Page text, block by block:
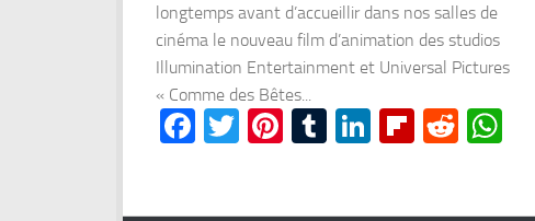
longtemps avant d’accueillir dans nos salles de
cinéma le nouveau film d’animation des studios
Illumination Entertainment et Universal Pictures
« Comme des Bêtes...
Facebook
Twitter
Pinterest
Tumblr
LinkedIn
Flipboard
Reddit